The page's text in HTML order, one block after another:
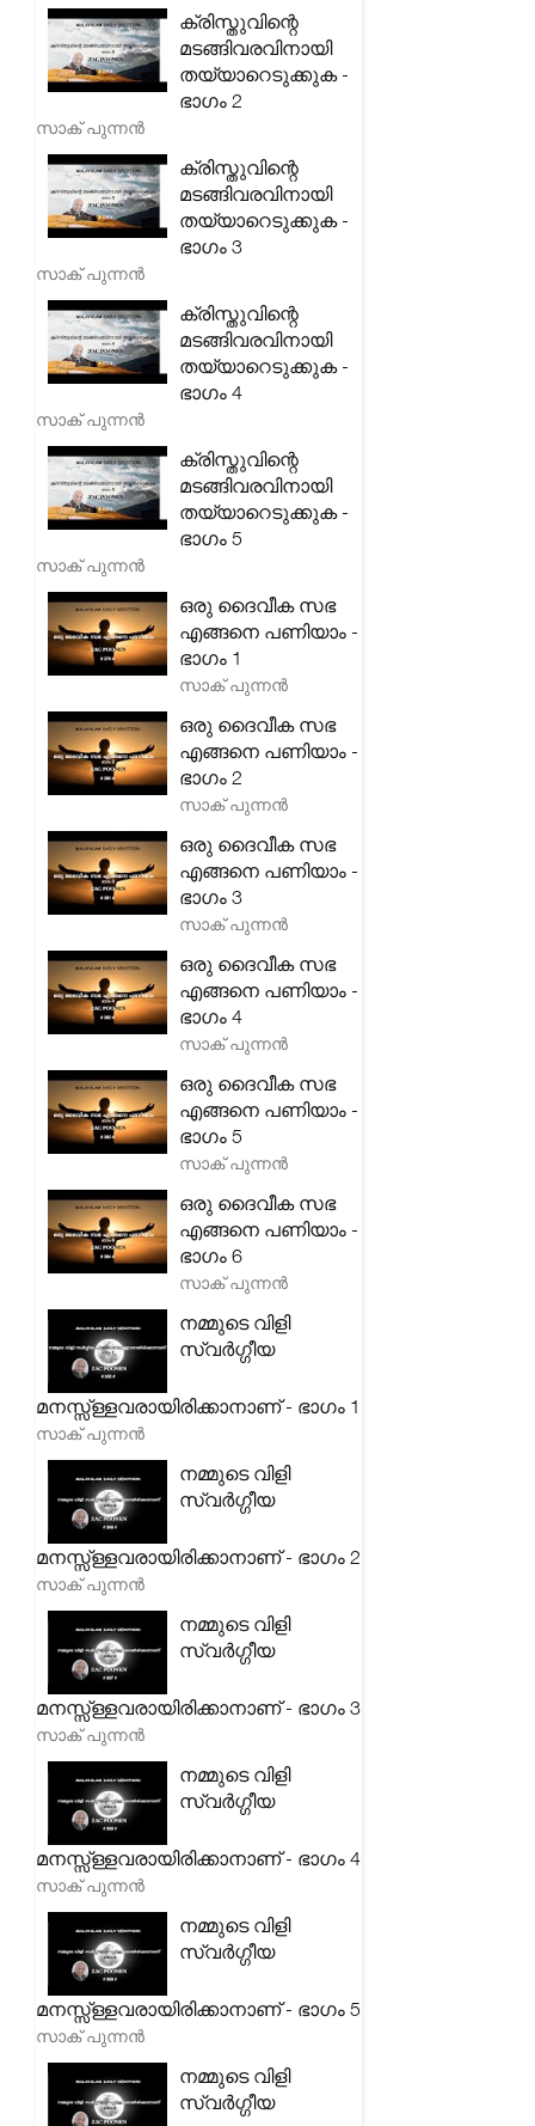
ക്രിസ്തുവിന്റെ
മടങ്ങിവരവിനായി
തയ്യാറെടുക്കുക -
ഭാഗം 2
സാക് പുന്നൻ
ക്രിസ്തുവിന്റെ
മടങ്ങിവരവിനായി
തയ്യാറെടുക്കുക -
ഭാഗം 3
സാക് പുന്നൻ
ക്രിസ്തുവിന്റെ
മടങ്ങിവരവിനായി
തയ്യാറെടുക്കുക -
ഭാഗം 4
സാക് പുന്നൻ
ക്രിസ്തുവിന്റെ
മടങ്ങിവരവിനായി
തയ്യാറെടുക്കുക -
ഭാഗം 5
സാക് പുന്നൻ
ഒരു ദൈവീക സഭ
എങ്ങനെ പണിയാം -
ഭാഗം 1
സാക് പുന്നൻ
ഒരു ദൈവീക സഭ
എങ്ങനെ പണിയാം -
ഭാഗം 2
സാക് പുന്നൻ
ഒരു ദൈവീക സഭ
എങ്ങനെ പണിയാം -
ഭാഗം 3
സാക് പുന്നൻ
ഒരു ദൈവീക സഭ
എങ്ങനെ പണിയാം -
ഭാഗം 4
സാക് പുന്നൻ
ഒരു ദൈവീക സഭ
എങ്ങനെ പണിയാം -
ഭാഗം 5
സാക് പുന്നൻ
ഒരു ദൈവീക സഭ
എങ്ങനെ പണിയാം -
ഭാഗം 6
സാക് പുന്നൻ
നമ്മുടെ വിളി
സ്വർഗ്ഗീയ
മനസ്സ്ള്ളവരായിരിക്കാനാണ് - ഭാഗം 1
സാക് പുന്നൻ
നമ്മുടെ വിളി
സ്വർഗ്ഗീയ
മനസ്സ്ള്ളവരായിരിക്കാനാണ് - ഭാഗം 2
സാക് പുന്നൻ
നമ്മുടെ വിളി
സ്വർഗ്ഗീയ
മനസ്സ്ള്ളവരായിരിക്കാനാണ് - ഭാഗം 3
സാക് പുന്നൻ
നമ്മുടെ വിളി
സ്വർഗ്ഗീയ
മനസ്സ്ള്ളവരായിരിക്കാനാണ് - ഭാഗം 4
സാക് പുന്നൻ
നമ്മുടെ വിളി
സ്വർഗ്ഗീയ
മനസ്സ്ള്ളവരായിരിക്കാനാണ് - ഭാഗം 5
സാക് പുന്നൻ
നമ്മുടെ വിളി
സ്വർഗ്ഗീയ